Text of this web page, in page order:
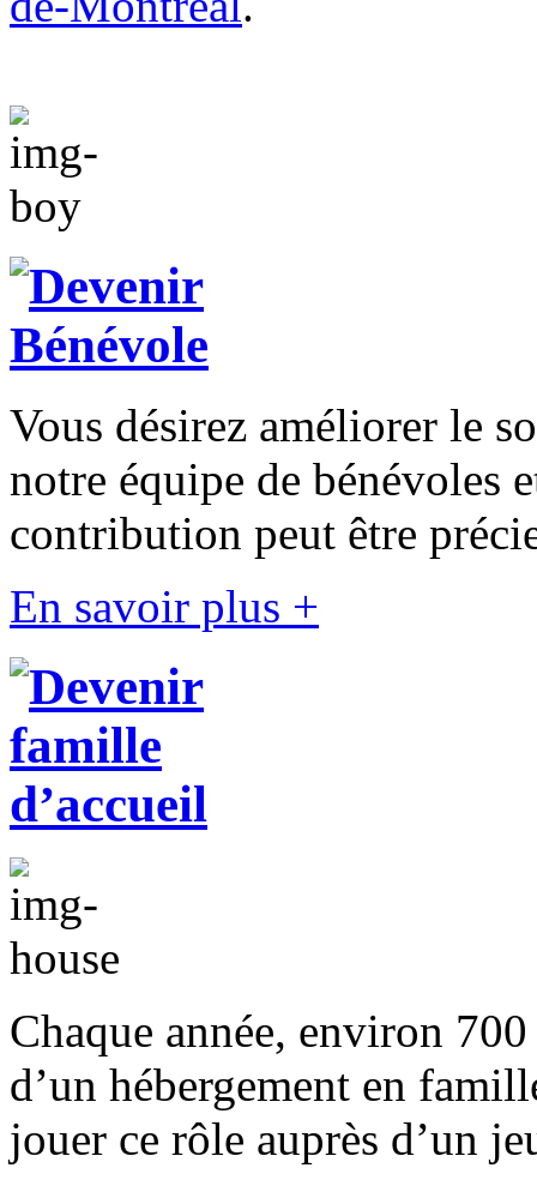
Vous désirez améliorer le
notre équipe de bénévoles
contribution peut être
En savoir plus +
Chaque année, environ
d’un hébergement en
jouer ce rôle auprès d’un